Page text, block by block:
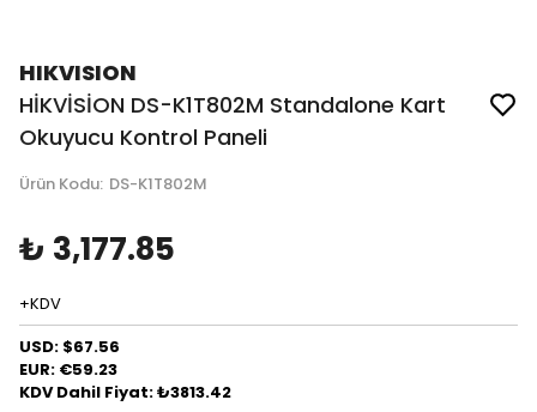
HIKVISION
HİKVİSİON DS-K1T802M Standalone Kart
Okuyucu Kontrol Paneli
Ürün Kodu: DS-K1T802M
₺ 3,177.85
+KDV
USD: $67.56
EUR: €59.23
KDV Dahil Fiyat: ₺3813.42